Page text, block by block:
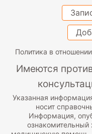
Политика в
Имеются
Указанная
носит
Информация,
ознакомительный